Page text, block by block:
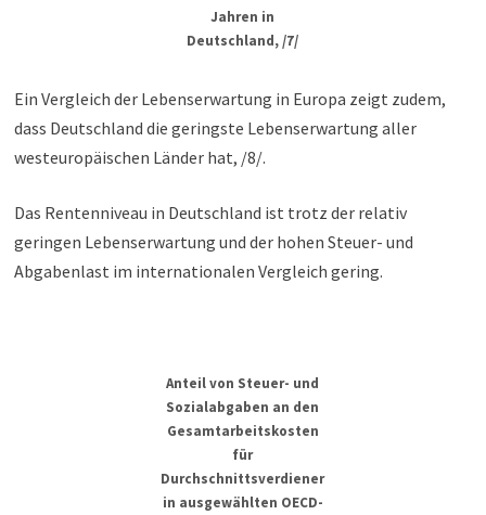
Jahren in
Deutschland, /7/
Ein Vergleich der Lebenserwartung in Europa zeigt zudem,
dass Deutschland die geringste Lebenserwartung aller
westeuropäischen Länder hat, /8/.
Das Rentenniveau in Deutschland ist trotz der relativ
geringen Lebenserwartung und der hohen Steuer- und
Abgabenlast im internationalen Vergleich gering.
Anteil von Steuer- und
Sozialabgaben an den
Gesamtarbeitskosten
für
Durchschnittsverdiener
in ausgewählten OECD-